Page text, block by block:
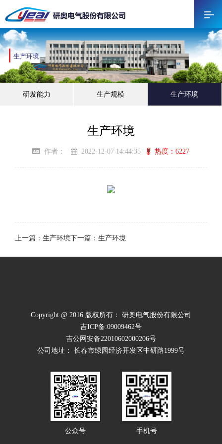
生产环境
研发能力 生产规模 生产环境
生产环境
作者： 2022-12-07 14:44:35 热度：6227
上一篇：生产环境下一篇：生产环境
Copyright @ 2016 版权所有： 研奥电气股份有限公司
吉ICP备:09009462号
吉公网安备22010602000206号
公司地址： 长春市绿园经济开发区中研路1999号
公众号 手机号